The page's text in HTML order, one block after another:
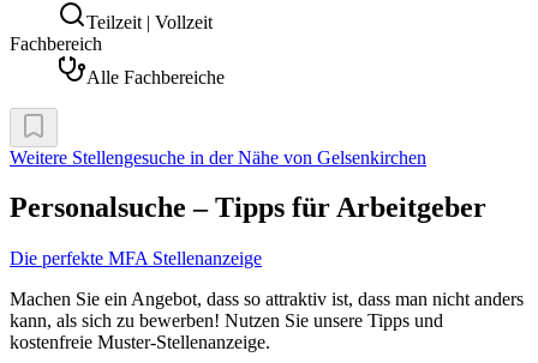
Teilzeit | Vollzeit
Fachbereich
Alle Fachbereiche
Weitere Stellengesuche in der Nähe von Gelsenkirchen
Personalsuche – Tipps für Arbeitgeber
Die perfekte MFA Stellenanzeige
Machen Sie ein Angebot, dass so attraktiv ist, dass man nicht anders
kann, als sich zu bewerben! Nutzen Sie unsere Tipps und
kostenfreie Muster-Stellenanzeige.